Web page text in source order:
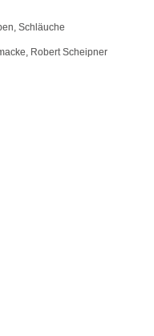
Schläuche
Robert Scheipner